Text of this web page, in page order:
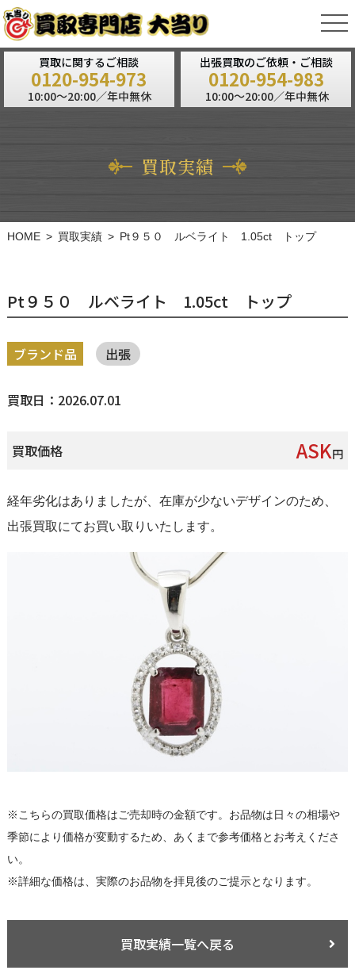
買取に関するご相談
0120-954-973
10:00～20:00／年中無休
出張買取のご依頼・ご相談
0120-954-983
10:00～20:00／年中無休
買取実績
HOME 買取実績 Pt９５０ ルベライト 1.05ct トップ
Pt９５０ ルベライト 1.05ct トップ
ブランド品 出張
買取日：2026.07.01
買取価格 ASK円
経年劣化はありましたが、在庫が少ないデザインのため、
出張買取にてお買い取りいたします。
※こちらの買取価格はご売却時の金額です。お品物は日々の相場や
季節により価格が変動するため、あくまで参考価格とお考えくださ
い。
※詳細な価格は、実際のお品物を拝見後のご提示となります。
買取実績一覧へ戻る